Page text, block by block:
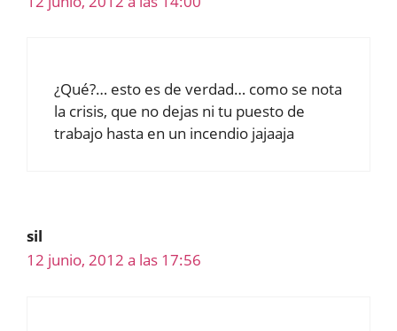
¿Qué?… esto es de verdad… como se nota
la crisis, que no dejas ni tu puesto de
trabajo hasta en un incendio jajaaja
sil
12 junio, 2012 a las 17:56